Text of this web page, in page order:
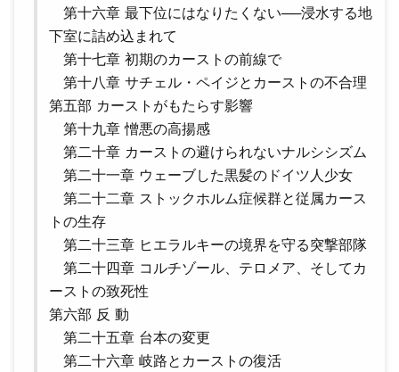
第十六章 最下位にはなりたくない──浸水する地
下室に詰め込まれて
第十七章 初期のカーストの前線で
第十八章 サチェル・ペイジとカーストの不合理
第五部 カーストがもたらす影響
第十九章 憎悪の高揚感
第二十章 カーストの避けられないナルシシズム
第二十一章 ウェーブした黒髪のドイツ人少女
第二十二章 ストックホルム症候群と従属カース
トの生存
第二十三章 ヒエラルキーの境界を守る突撃部隊
第二十四章 コルチゾール、テロメア、そしてカ
ーストの致死性
第六部 反 動
第二十五章 台本の変更
第二十六章 岐路とカーストの復活